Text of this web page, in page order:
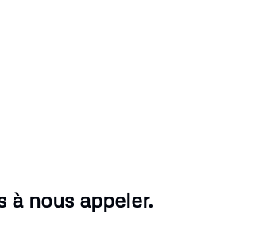
à nous appeler.